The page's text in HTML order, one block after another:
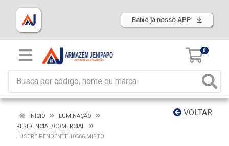
Baixe já nosso APP
0
VOLTAR
INÍCIO
ILUMINAÇÃO
RESIDENCIAL/COMERCIAL
LUSTRE PENDENTE 10566 MISTO